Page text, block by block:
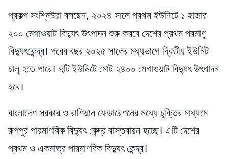
প্রকল্প সংশ্লিষ্টরা বলছেন, ২০২৪ সালে প্রথম ইউনিটে ১ হাজার
২০০ মেগাওয়াট বিদ্যুৎ উৎপাদন শুরু করবে দেশের প্রথম পরমাণু
বিদ্যুৎকেন্দ্র। পরের বছর ২০২৫ সালের মধ্যভাগে দ্বিতীয় ইউনিট
চালু হতে পারে। দুটি ইউনিটে মোট ২৪০০ মেগাওয়াট বিদ্যুৎ উৎপাদন
হবে।
বাংলাদেশ সরকার ও রাশিয়ান ফেডারেশনের মধ্যে চুক্তির মাধ্যমে
রূপপুর পারমাণবিক বিদ্যুৎ কেন্দ্র বাস্তবায়ন হচ্ছে। এটি দেশের
প্রথম ও একমাত্র পারমাণবিক বিদ্যুৎ কেন্দ্র।